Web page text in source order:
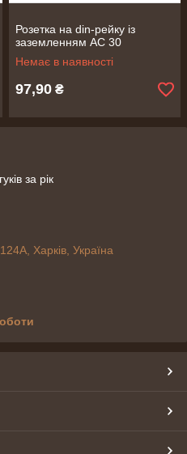
Розетка на din-рейку із
заземленням АС 30
Немає в наявності
97,90 ₴
за рік
Харків, Україна